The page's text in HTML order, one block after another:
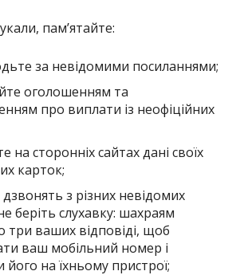
пам’ятайте:
за невідомими посиланнями;
оголошенням та
про виплати із неофіційних
на сторонніх сайтах дані своїх
карток;
з різних невідомих
беріть слухавку: шахраям
три ваших відповіді, щоб
ваш мобільний номер і
його на їхньому пристрої;